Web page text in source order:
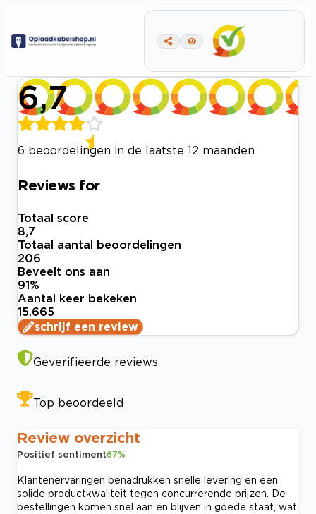
6,7
6 beoordelingen in de laatste 12 maanden
Reviews for
Totaal score
8,7
Totaal aantal beoordelingen
206
Beveelt ons aan
91%
Aantal keer bekeken
15.665
schrijf een review
Geverifieerde reviews
Top beoordeeld
Review overzicht
Positief sentiment67%
Klantenervaringen benadrukken snelle levering en een
solide productkwaliteit tegen concurrerende prijzen. De
bestellingen komen snel aan en blijven in goede staat, wat